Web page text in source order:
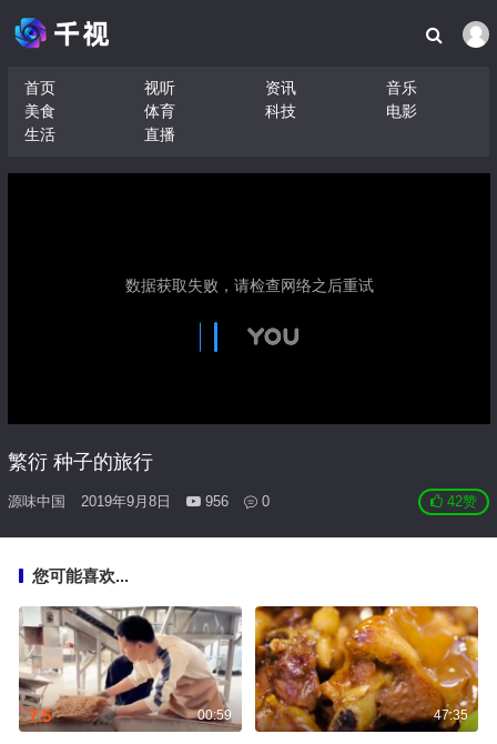
首页 视听 资讯
音乐
美食
体育 科技
电影
生活
直播
繁衍 种子的旅行
源味中国 2019年9月8日 956 0 42赞
您可能喜欢...
00:59
7.5 47:35